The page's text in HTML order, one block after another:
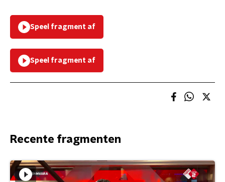
Speel fragment af
Speel fragment af
Recente fragmenten